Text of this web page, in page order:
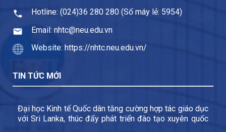
Hotline: (024)36 280 280 (Số máy lẻ: 5954)
Email: nhtc@neu.edu.vn
Website: https://nhtc.neu.edu.vn/
TIN TỨC MỚI
Đại học Kinh tế Quốc dân tăng cường hợp tác giáo dục
với Sri Lanka, thúc đẩy phát triển đào tạo xuyên quốc